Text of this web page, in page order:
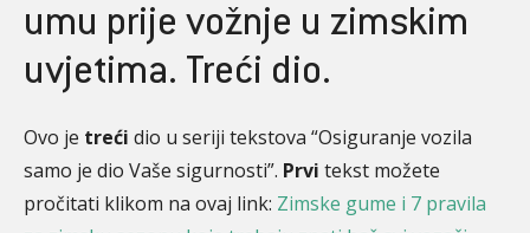
umu prije vožnje u zimskim
uvjetima. Treći dio.
Ovo je treći dio u seriji tekstova “Osiguranje vozila
samo je dio Vaše sigurnosti”. Prvi tekst možete
pročitati klikom na ovaj link: Zimske gume i 7 pravila